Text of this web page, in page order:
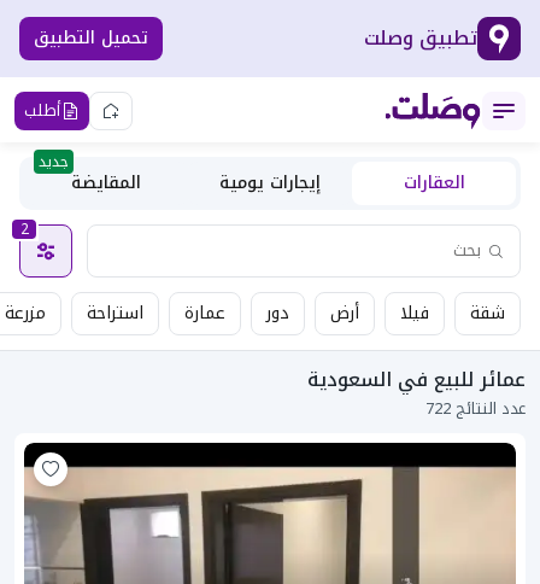
تطبيق وصلت تحميل التطبيق
أطلب
العقارات إيجارات يومية المقايضة
جديد
2
شقة فيلا أرض دور عمارة استراحة مزرعة
عمائر للبيع في السعودية
عدد النتائج 722